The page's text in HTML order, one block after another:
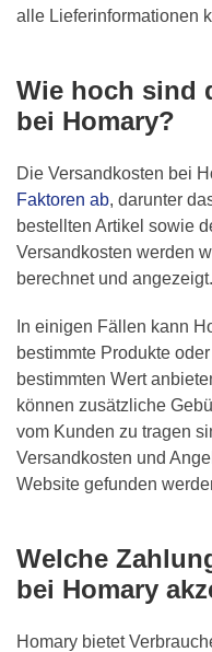
alle Lieferinformationen
Wie hoch sind
bei Homary?
Die Versandkosten bei
Faktoren ab, darunter
bestellten Artikel sowie
Versandkosten werden
berechnet und angezeigt.
In einigen Fällen kann
bestimmte Produkte
bestimmten Wert
können zusätzliche
vom Kunden zu tragen
Versandkosten und
Website gefunden
Welche
bei Homary
Homary bietet